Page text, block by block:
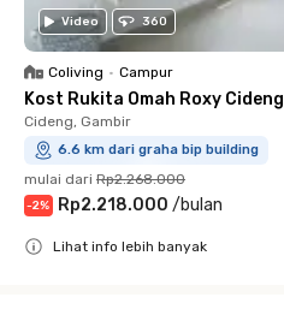
Video 360
Coliving • Campur
Kost Rukita Omah Roxy Cideng
Cideng, Gambir
6.6 km dari graha bip building
mulai dari Rp2.268.000
-2% Rp2.218.000 /bulan
Lihat info lebih banyak